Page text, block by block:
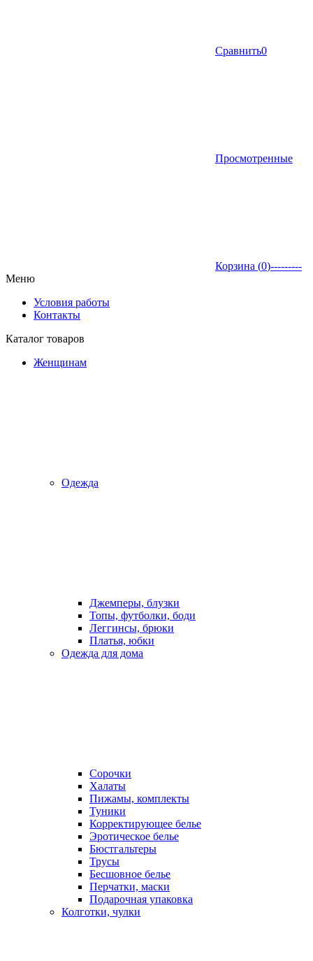
Сравнить0
Просмотренные
Корзина (0)---------
Меню
Условия работы
Контакты
Каталог товаров
Женщинам
Одежда
Джемперы, блузки
Топы, футболки, боди
Леггинсы, брюки
Платья, юбки
Одежда для дома
Сорочки
Халаты
Пижамы, комплекты
Туники
Корректирующее белье
Эротическое белье
Бюстгальтеры
Трусы
Бесшовное белье
Перчатки, маски
Подарочная упаковка
Колготки, чулки